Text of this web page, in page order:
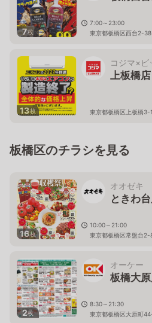
7枚
7:00～23:00
東京都板橋区西台2-
13枚
コジマ×ビ
上板橋店
東京都板橋区上板橋
板橋区のチラシを見る
16枚
オオゼキ
ときわ
10:00～21:00
東京都板橋区常盤台
2枚
オーケー
板橋大
8:30～21:30
東京都板橋区大原町